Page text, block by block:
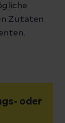
Zutaten
oder